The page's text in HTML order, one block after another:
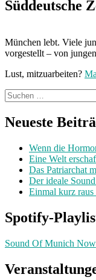
Süddeutsche
München lebt. Viele
vorgestellt – von
Lust, mitzuarbeiten?
Suchen
nach:
Neueste
Wenn die
Eine Welt
Das Patriarchat
Der ideale
Einmal kurz raus
Spotify-
Sound Of Munich Now